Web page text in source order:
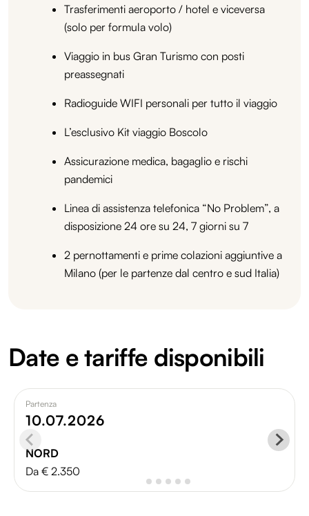
Trasferimenti aeroporto / hotel e viceversa
(solo per formula volo)
Viaggio in bus Gran Turismo con posti
preassegnati
Radioguide WIFI personali per tutto il viaggio
L’esclusivo Kit viaggio Boscolo
Assicurazione medica, bagaglio e rischi
pandemici
Linea di assistenza telefonica “No Problem”, a
disposizione 24 ore su 24, 7 giorni su 7
2 pernottamenti e prime colazioni aggiuntive a
Milano (per le partenze dal centro e sud Italia)
Date e tariffe disponibili
Partenza
10.07.2026
NORD
Da € 2.350